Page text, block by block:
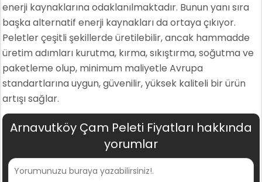
enerji kaynaklarına odaklanılmaktadır. Bunun yanı sıra
başka alternatif enerji kaynakları da ortaya çıkıyor.
Peletler çeşitli şekillerde üretilebilir, ancak hammadde
üretim adımları kurutma, kırma, sıkıştırma, soğutma ve
paketleme olup, minimum maliyetle Avrupa
standartlarına uygun, güvenilir, yüksek kaliteli bir ürün
artışı sağlar.
Arnavutköy Çam Peleti Fiyatları hakkında
yorumlar